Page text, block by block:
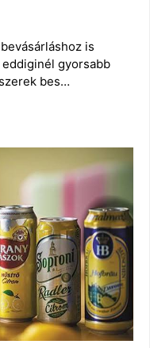
is
gyorsabb
bes…